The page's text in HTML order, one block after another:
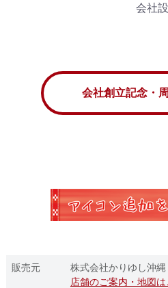
会社
会社創立記念・
販売元
株式会社かりゆし沖縄
店舗のご案内・地図は